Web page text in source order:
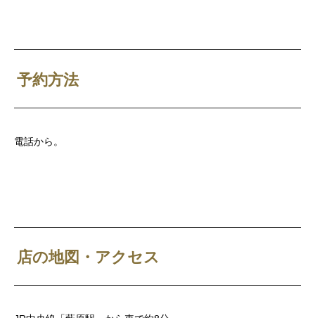
予約方法
電話から。
店の地図・アクセス